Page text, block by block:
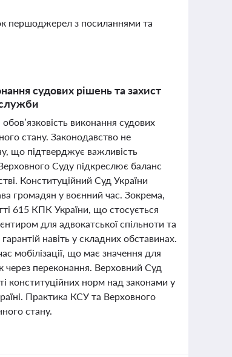
першоджерел з посиланнями та
судових рішень та захист
виконання судових
стану. Законодавство не
що підтверджує важливість
Суду підкреслює баланс
Конституційний Суд України
громадян у воєнний час. Зокрема,
615 КПК України, що стосується
для адвокатської спільноти та
навіть у складних обставинах.
мобілізації, що має значення для
через переконання. Верховний Суд
конституційних норм над законами у
Практика КСУ та Верховного
стану.